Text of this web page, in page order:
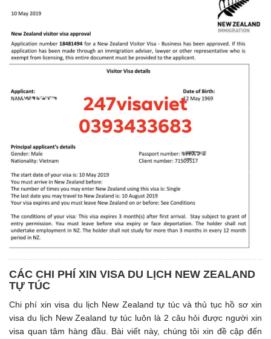
CÁC CHI PHÍ XIN VISA DU LỊCH NEW ZEALAND
TỰ TÚC
Chi phí xin visa du lịch New Zealand tự túc và thủ tục hồ sơ xin
visa du lịch New Zealand tự túc luôn là 2 câu hỏi được người xin
visa quan tâm hàng đầu. Bài viết này, chúng tôi xin đề cập đến